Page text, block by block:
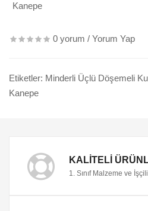
Kanepe
0 yorum / Yorum Yap
Etiketler: Minderli Üçlü Döşemeli
Kanepe
KALITELI
1. Sınıf Malzeme ve